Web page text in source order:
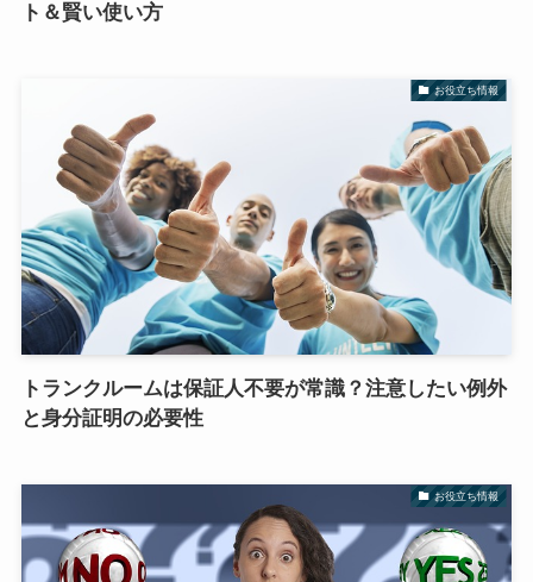
ト＆賢い使い方
お役立ち情報
トランクルームは保証人不要が常識？注意したい例外
と身分証明の必要性
お役立ち情報